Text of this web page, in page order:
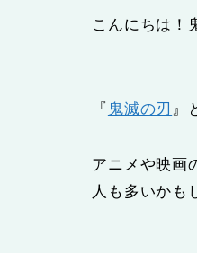
こんにちは！
『 鬼滅の刃 』
アニメや映画
人も多いかも